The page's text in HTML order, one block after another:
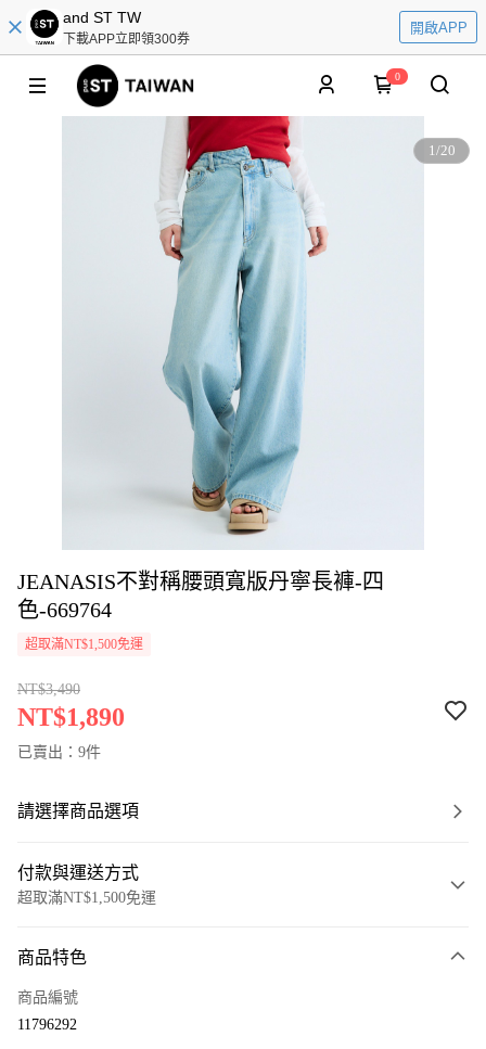
and ST TW
下載APP立即領300券
開啟APP
0
1/20
JEANASIS不對稱腰頭寬版丹寧長褲-四
色-669764
超取滿NT$1,500免運
NT$3,490
NT$1,890
已賣出：9件
請選擇商品選項
付款與運送方式
超取滿NT$1,500免運
信用卡一次付款
商品特色
商品編號
11796292